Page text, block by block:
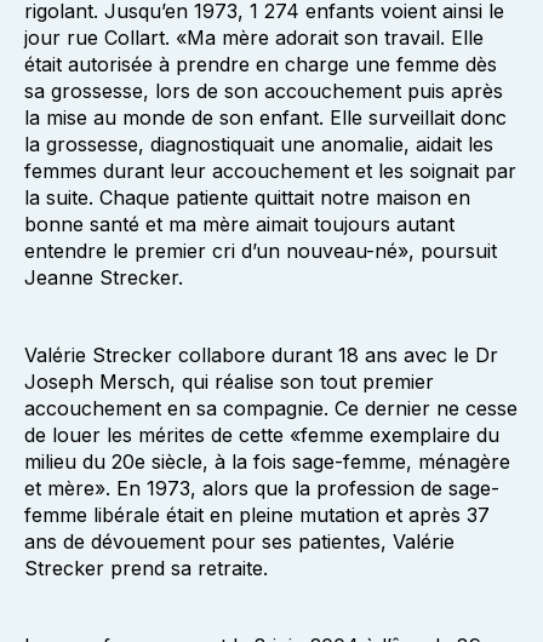
rigolant. Jusqu’en 1973, 1 274 enfants voient ainsi le
jour rue Collart. «Ma mère adorait son travail. Elle
était autorisée à prendre en charge une femme dès
sa grossesse, lors de son accouchement puis après
la mise au monde de son enfant. Elle surveillait donc
la grossesse, diagnostiquait une anomalie, aidait les
femmes durant leur accouchement et les soignait par
la suite. Chaque patiente quittait notre maison en
bonne santé et ma mère aimait toujours autant
entendre le premier cri d’un nouveau-né», poursuit
Jeanne Strecker.
Valérie Strecker collabore durant 18 ans avec le Dr
Joseph Mersch, qui réalise son tout premier
accouchement en sa compagnie. Ce dernier ne cesse
de louer les mérites de cette «femme exemplaire du
milieu du 20e siècle, à la fois sage-femme, ménagère
et mère». En 1973, alors que la profession de sage-
femme libérale était en pleine mutation et après 37
ans de dévouement pour ses patientes, Valérie
Strecker prend sa retraite.